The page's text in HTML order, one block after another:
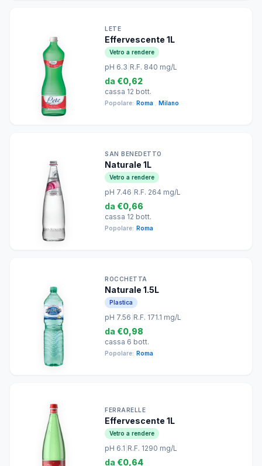
LETE
Effervescente 1L
Vetro a rendere
pH 6.3 R.F. 840 mg/L
da €0,62
cassa 12 bott.
Popolare: Roma Milano
SAN BENEDETTO
Naturale 1L
Vetro a rendere
pH 7.46 R.F. 264 mg/L
da €0,66
cassa 12 bott.
Popolare: Roma
ROCCHETTA
Naturale 1.5L
Plastica
pH 7.56 R.F. 171.1 mg/L
da €0,98
cassa 6 bott.
Popolare: Roma
FERRARELLE
Effervescente 1L
Vetro a rendere
pH 6.1 R.F. 1290 mg/L
da €0,64